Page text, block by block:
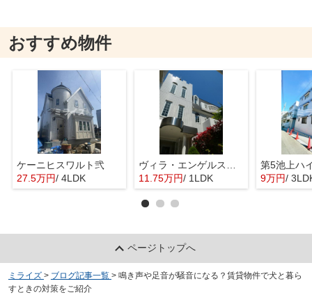
おすすめ物件
ケーニヒスワルト弐
27.5万円/ 4LDK
11.75万円/ 1LDK
第5池上ハ
9万円/
ページトップへ
ミライズ > ブログ記事一覧 > 鳴き声や足音が騒音になる？賃貸物件で犬と暮ら
すときの対策をご紹介